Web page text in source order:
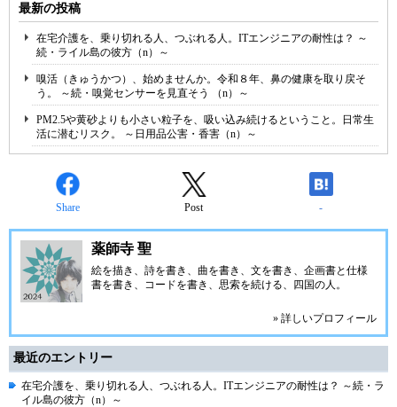
最新の投稿
在宅介護を、乗り切れる人、つぶれる人。ITエンジニアの耐性は？ ～
続・ライル島の彼方（n）～
嗅活（きゅうかつ）、始めませんか。令和８年、鼻の健康を取り戻そ
う。 ～続・嗅覚センサーを見直そう （n）～
PM2.5や黄砂よりも小さい粒子を、吸い込み続けるということ。日常生
活に潜むリスク。 ～日用品公害・香害（n）～
Share Post -
薬師寺 聖
絵を描き、詩を書き、曲を書き、文を書き、企画書と仕様
書を書き、コードを書き、思索を続ける、四国の人。
» 詳しいプロフィール
最近のエントリー
在宅介護を、乗り切れる人、つぶれる人。ITエンジニアの耐性は？ ～続・ラ
イル島の彼方（n）～